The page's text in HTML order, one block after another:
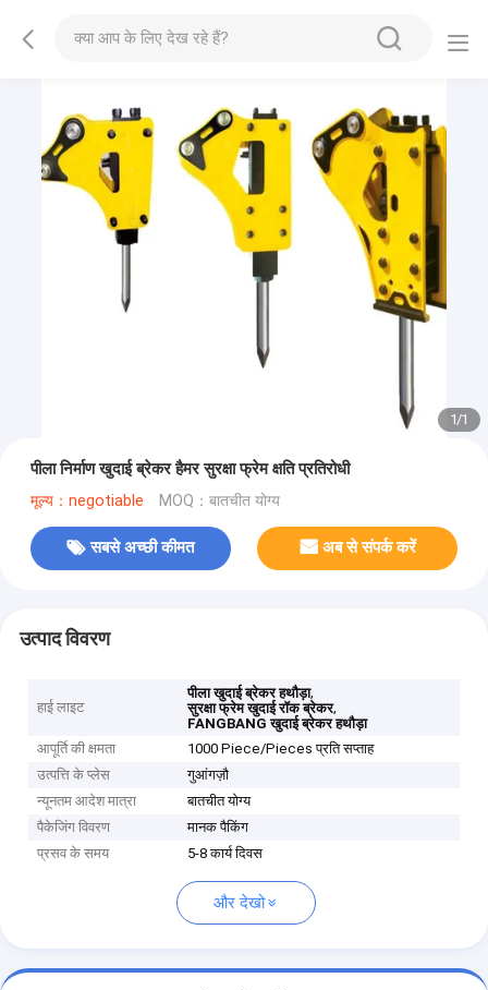
1/1
पीला निर्माण खुदाई ब्रेकर हैमर सुरक्षा फ्रेम क्षति प्रतिरोधी
मूल्य：negotiable MOQ：बातचीत योग्य
सबसे अच्छी कीमत अब से संपर्क करें
उत्पाद विवरण
हाई लाइट
पीला खुदाई ब्रेकर हथौड़ा,
सुरक्षा फ्रेम खुदाई रॉक ब्रेकर,
FANGBANG खुदाई ब्रेकर हथौड़ा
आपूर्ति की क्षमता
1000 Piece/Pieces प्रति सप्ताह
उत्पत्ति के प्लेस
गुआंगज़ौ
न्यूनतम आदेश मात्रा
बातचीत योग्य
पैकेजिंग विवरण
मानक पैकिंग
प्रसव के समय
5-8 कार्य दिवस
और देखो